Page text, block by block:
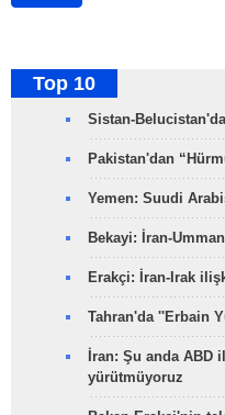
Top 10
Sistan-
Pakistan'dan
Yemen: Suudi
Bekayi: İran-
Erakçi: İran-Irak
Tahran'da ''Erbain
İran: Şu anda ABD
yürütmüyoruz